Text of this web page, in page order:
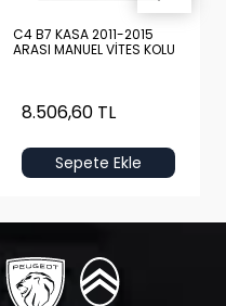
C4 B7 KASA 2011-2015
ARASI MANUEL VİTES KOLU
8.506,60 TL
Sepete Ekle